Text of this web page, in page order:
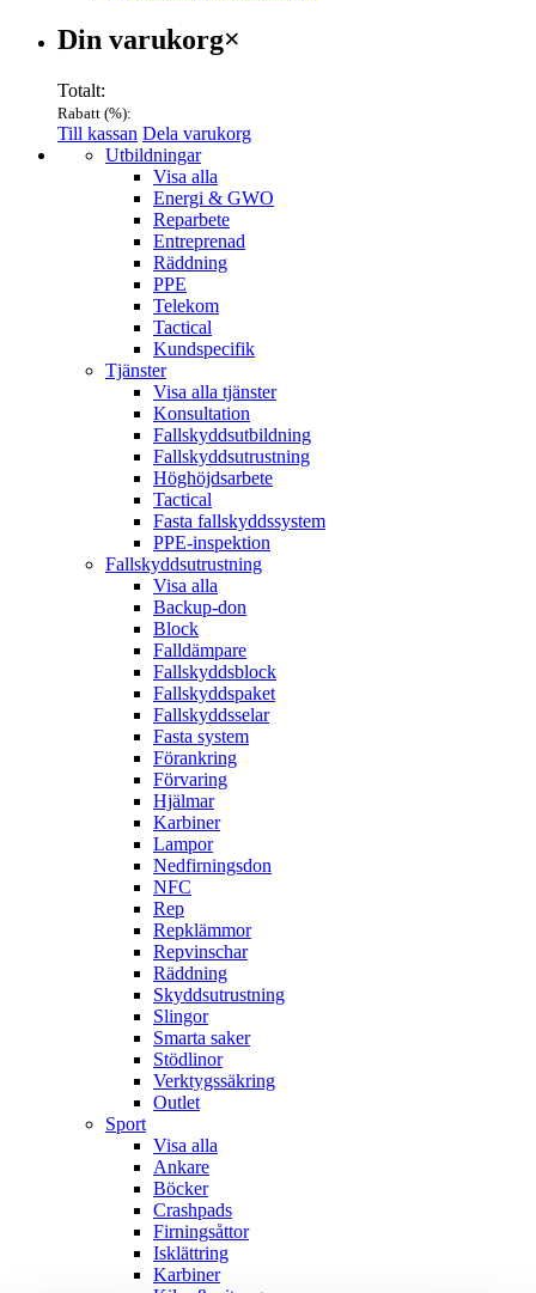
Varukorg
Din varukorg×
Totalt:
Rabatt (%):
Till kassan Dela varukorg
Menu Utbildningar
Visa alla
Energi & GWO
Reparbete
Entreprenad
Räddning
PPE
Telekom
Tactical
Kundspecifik
Tjänster
Visa alla tjänster
Konsultation
Fallskyddsutbildning
Fallskyddsutrustning
Höghöjdsarbete
Tactical
Fasta fallskyddssystem
PPE-inspektion
Fallskyddsutrustning
Visa alla
Backup-don
Block
Falldämpare
Fallskyddsblock
Fallskyddspaket
Fallskyddsselar
Fasta system
Förankring
Förvaring
Hjälmar
Karbiner
Lampor
Nedfirningsdon
NFC
Rep
Repklämmor
Repvinschar
Räddning
Skyddsutrustning
Slingor
Smarta saker
Stödlinor
Verktygssäkring
Outlet
Sport
Visa alla
Ankare
Böcker
Crashpads
Firningsåttor
Isklättring
Karbiner